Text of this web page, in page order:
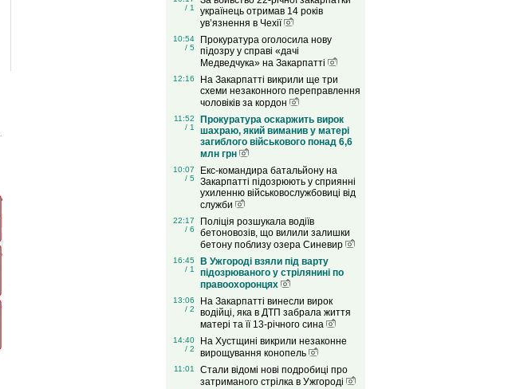
/ 1
українець отримав 14 років
ув’язнення в Чехії
10:54
/ 5
Прокуратура оголосила нову
підозру у справі «дачі
Медведчука» на Закарпатті
12:16
На Закарпатті викрили ще три
схеми незаконного переправлення
чоловіків за кордон
11:52
/ 1
Прокуратура оскаржить вирок
шахраю, який виманив у матері
загиблого військового понад 6,6
млн грн
10:07
/ 5
Екс-командира батальйону на
Закарпатті підозрюють у сприянні
ухиленню військовослужбовиці від
служби
22:17
/ 6
Поліція розшукала водіїв
бетоновозів, що вилили залишки
бетону поблизу озера Синевир
16:45
/ 1
В Ужгороді взяли під варту
підозрюваного у стрілянині по
правоохоронцях
13:06
/ 2
На Закарпатті винесли вирок
водійці, яка в ДТП забрала життя
матері та її 13-річного сина
14:40
/ 2
На Хустщині викрили незаконне
вирощування конопель
11:01
Стали відомі нові подробиці про
затриманого стрілка в Ужгороді